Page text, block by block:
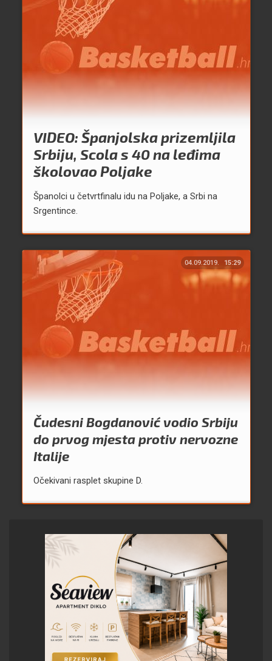
VIDEO: Španjolska prizemljila
Srbiju, Scola s 40 na leđima
školovao Poljake
Španolci u četvrtfinalu idu na Poljake, a Srbi na
Srgentince.
04.09.2019. 15:29
Čudesni Bogdanović vodio Srbiju
do prvog mjesta protiv nervozne
Italije
Očekivani rasplet skupine D.